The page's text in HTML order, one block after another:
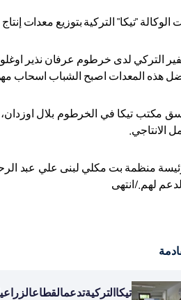
التركية بتوزيع معدات إنتاج لعدد 105 شاب تعافى من الإدمان وخضعوا لبرنامج
هذه المعدات اصبح الشباب اسحاب
مكتب تيكا في الخرطوم بلال اوزدان،
الانتاجي.
منظمة بت مكلي لبنى علي عبد الرحمن
لهم./انتهى